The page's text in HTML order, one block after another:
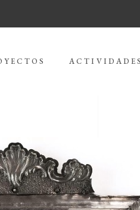
ACTIVIDADES